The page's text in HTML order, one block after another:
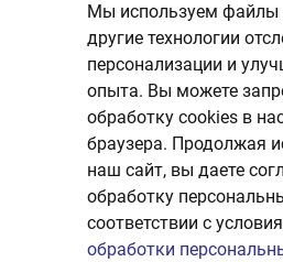
Мы используем файлы
другие технологии
персонализации и
опыта. Вы можете
обработку сookies в
браузера. Продолжая
наш сайт, вы даете
обработку
соответствии с
обработки